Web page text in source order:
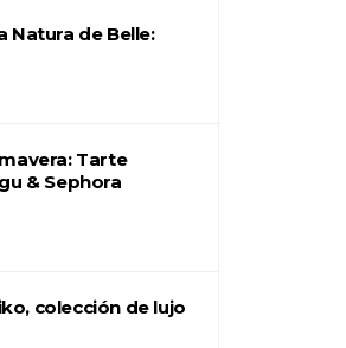
Natura de Belle:
Tarte
& Sephora
colección de lujo